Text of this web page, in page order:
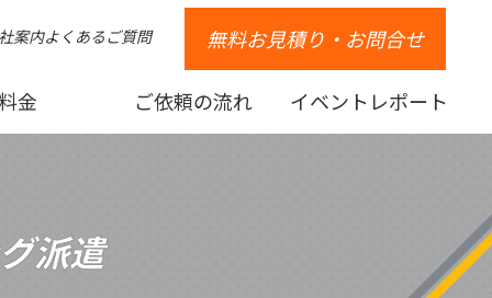
案内よくあるご質問 無料お見積り・お問合せ
金 ご依頼の流れ イベントレポート
派遣